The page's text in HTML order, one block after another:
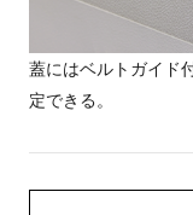
蓋にはベルトガイド
定できる。